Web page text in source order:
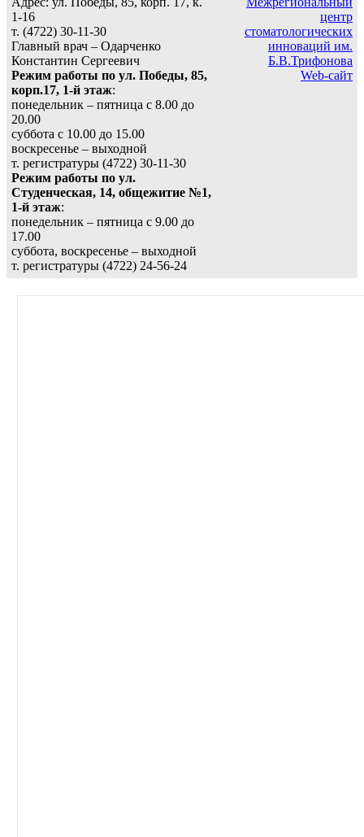
1-16
т. (4722) 30-11-30
Главный врач – Одарченко
Константин Сергеевич
Режим работы по ул. Победы, 85,
корп.17, 1-й этаж:
понедельник – пятница с 8.00 до
20.00
суббота с 10.00 до 15.00
воскресенье – выходной
т. регистратуры (4722) 30-11-30
Режим работы по ул.
Студенческая, 14, общежитие №1,
1-й этаж:
понедельник – пятница с 9.00 до
17.00
суббота, воскресенье – выходной
т. регистратуры (4722) 24-56-24
центр
стоматологических
инноваций им.
Б.В.Трифонова
Web-сайт